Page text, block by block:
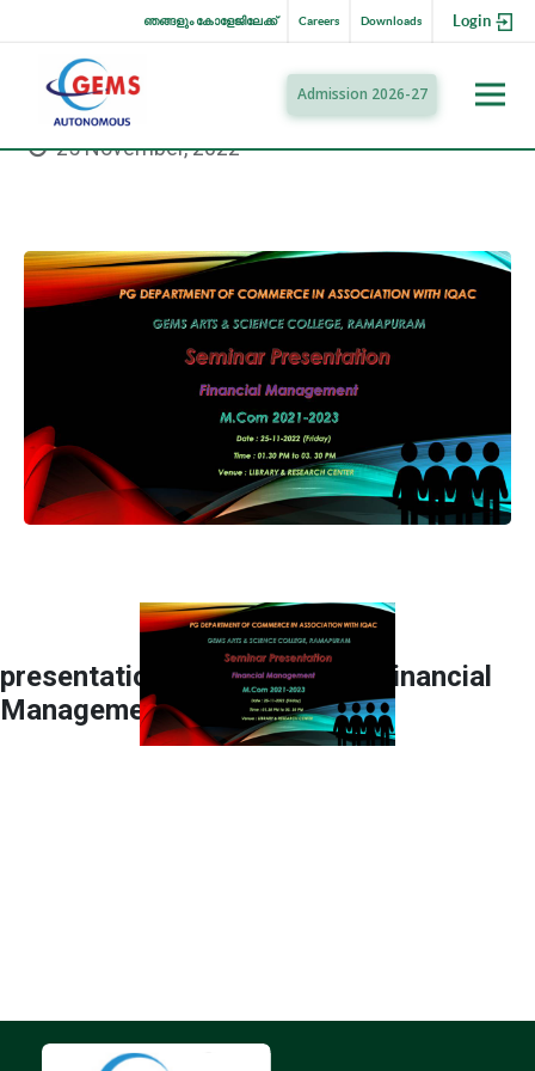
Login
Downloads
Careers
ഞങ്ങളും കോളേജിലേക്ക്
Admission 2026-27
presentation on the topic of ‘Financial
Management’
25 November, 2022